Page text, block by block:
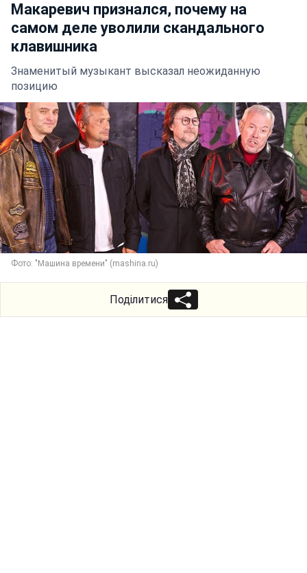
Макаревич признался, почему на
самом деле уволили скандального
клавишника
Знаменитый музыкант высказал неожиданную
позицию
Фото: "Машина времени" (mashina.ru)
Поділитися